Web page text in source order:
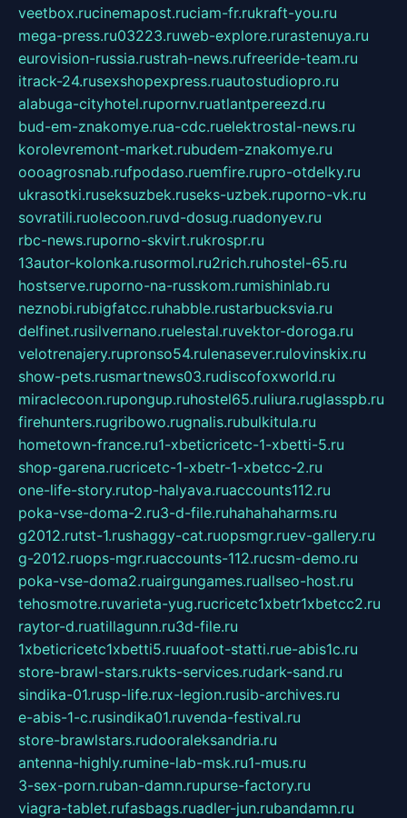
veetbox.rucinemapost.ruciam-fr.rukraft-you.ru
mega-press.ru03223.ruweb-explore.rurastenuya.ru
eurovision-russia.rustrah-news.rufreeride-team.ru
itrack-24.rusexshopexpress.ruautostudiopro.ru
alabuga-cityhotel.rupornv.ruatlantpereezd.ru
bud-em-znakomye.rua-cdc.ruelektrostal-news.ru
korolevremont-market.rubudem-znakomye.ru
oooagrosnab.rufpodaso.ruemfire.rupro-otdelky.ru
ukrasotki.ruseksuzbek.ruseks-uzbek.ruporno-vk.ru
sovratili.ruolecoon.ruvd-dosug.ruadonyev.ru
rbc-news.ruporno-skvirt.rukrospr.ru
13autor-kolonka.rusormol.ru2rich.ruhostel-65.ru
hostserve.ruporno-na-russkom.rumishinlab.ru
neznobi.rubigfatcc.ruhabble.rustarbucksvia.ru
delfinet.rusilvernano.ruelestal.ruvektor-doroga.ru
velotrenajery.rupronso54.rulenasever.rulovinskix.ru
show-pets.rusmartnews03.rudiscofoxworld.ru
miraclecoon.rupongup.ruhostel65.ruliura.ruglasspb.ru
firehunters.rugribowo.rugnalis.rubulkitula.ru
hometown-france.ru1-xbeticricetc-1-xbetti-5.ru
shop-garena.rucricetc-1-xbetr-1-xbetcc-2.ru
one-life-story.rutop-halyava.ruaccounts112.ru
poka-vse-doma-2.ru3-d-file.ruhahahaharms.ru
g2012.rutst-1.rushaggy-cat.ruopsmgr.ruev-gallery.ru
g-2012.ruops-mgr.ruaccounts-112.rucsm-demo.ru
poka-vse-doma2.ruairgungames.ruallseo-host.ru
tehosmotre.ruvarieta-yug.rucricetc1xbetr1xbetcc2.ru
raytor-d.ruatillagunn.ru3d-file.ru
1xbeticricetc1xbetti5.ruuafoot-statti.rue-abis1c.ru
store-brawl-stars.rukts-services.rudark-sand.ru
sindika-01.rusp-life.rux-legion.rusib-archives.ru
e-abis-1-c.rusindika01.ruvenda-festival.ru
store-brawlstars.rudooraleksandria.ru
antenna-highly.rumine-lab-msk.ru1-mus.ru
3-sex-porn.ruban-damn.rupurse-factory.ru
viagra-tablet.rufasbags.ruadler-jun.rubandamn.ru